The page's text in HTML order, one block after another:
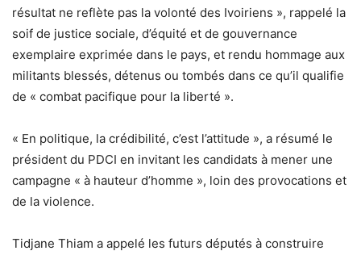
résultat ne reflète pas la volonté des Ivoiriens », rappelé la
soif de justice sociale, d’équité et de gouvernance
exemplaire exprimée dans le pays, et rendu hommage aux
militants blessés, détenus ou tombés dans ce qu’il qualifie
de « combat pacifique pour la liberté ».
« En politique, la crédibilité, c’est l’attitude », a résumé le
président du PDCI en invitant les candidats à mener une
campagne « à hauteur d’homme », loin des provocations et
de la violence.
Tidjane Thiam a appelé les futurs députés à construire